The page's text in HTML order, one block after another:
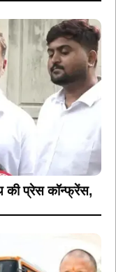
की प्रेस कॉन्फ्रेंस,